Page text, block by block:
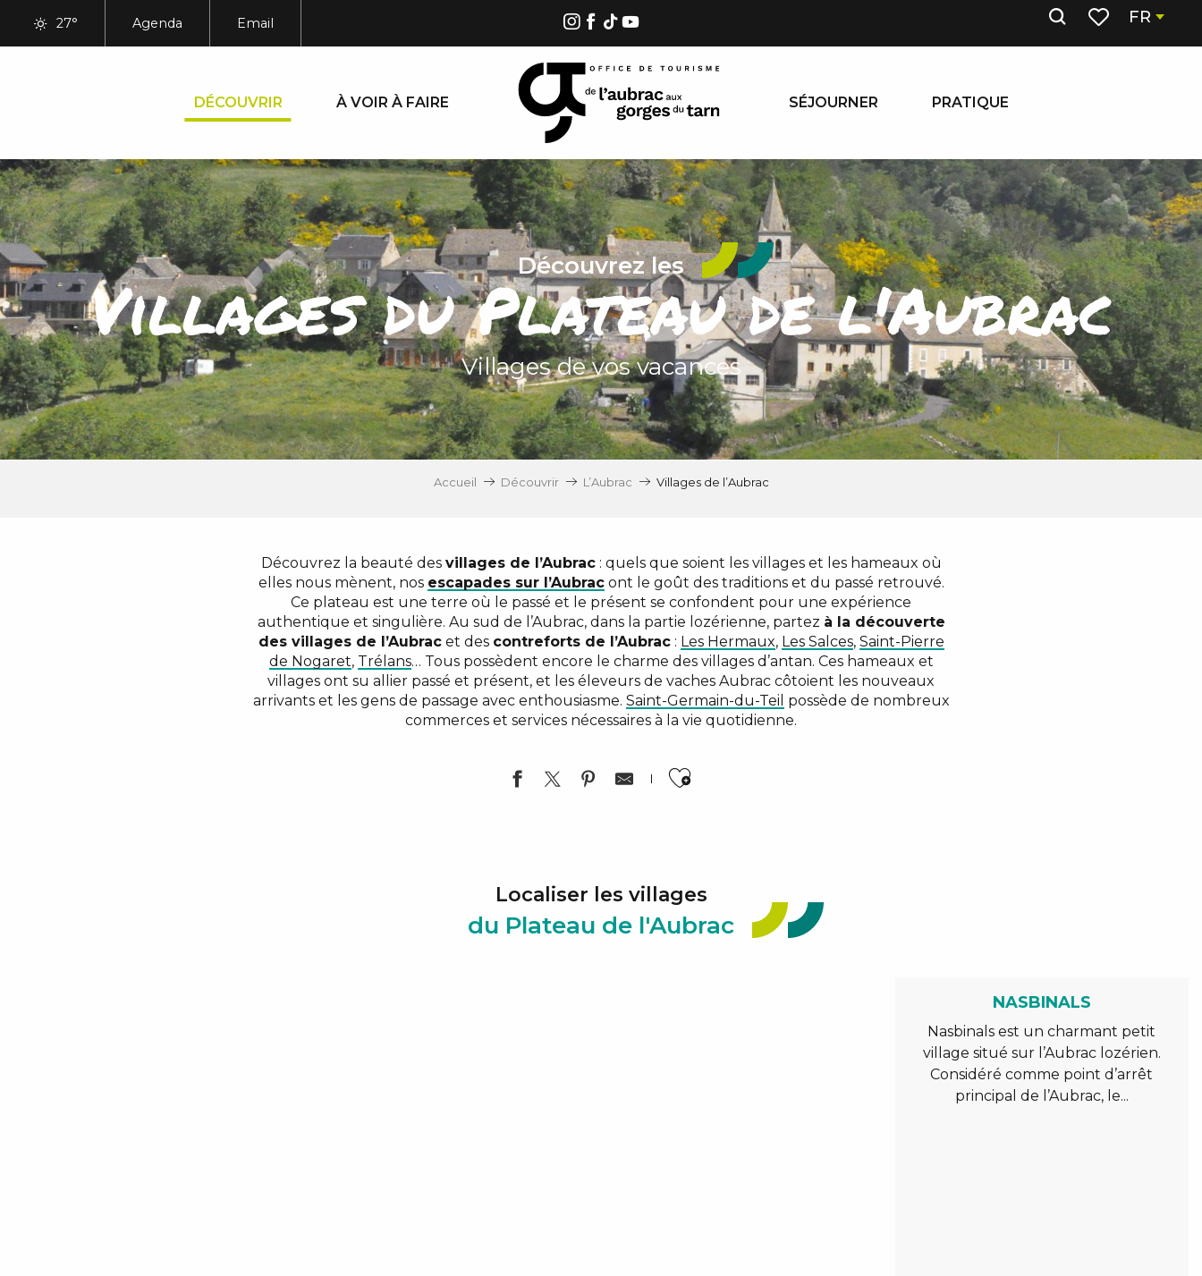
Recherche
FR
27° Agenda Email
DÉCOUVRIR À VOIR À FAIRE SÉJOURNER PRATIQUE
Découvrez les
Villages du Plateau de l'Aubrac
Villages de vos vacances
Accueil Découvrir L’Aubrac Villages de l’Aubrac
Découvrez la beauté des villages de l’Aubrac: quels que soient les villages et les hameaux où
elles nous mènent, nos escapades sur l’Aubracont le goût des traditions et du passé retrouvé.
Ce plateau est une terre où le passé et le présent se confondent pour une expérience
authentique et singulière. Au sud de l’Aubrac, dans la partie lozérienne, partez à la découverte
des villages de l’Aubracet des contreforts de l’Aubrac: Les Hermaux, Les Salces, Saint-Pierre
de Nogaret, Trélans… Tous possèdent encore le charme des villages d’antan. Ces hameaux et
villages ont su allier passé et présent, et les éleveurs de vaches Aubrac côtoient les nouveaux
arrivants et les gens de passage avec enthousiasme. Saint-Germain-du-Teil possède de nombreux
commerces et services nécessaires à la vie quotidienne.
Ajouter aux favoris
Localiser les villages
du Plateau de l'Aubrac
NASBINALS
Nasbinals est un charmant petit
village situé sur l’Aubrac lozérien.
Considéré comme point d’arrêt
principal de l’Aubrac, le...